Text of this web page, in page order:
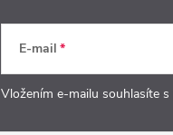
E-mail
Vložením e-mailu souhlasíte s